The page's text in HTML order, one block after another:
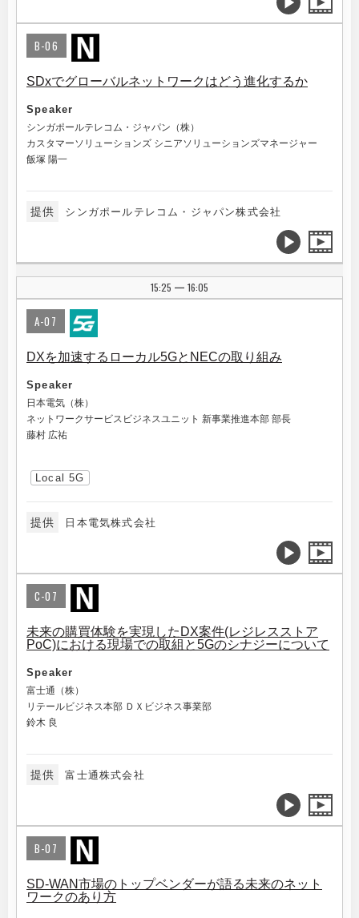
B-06
SDxでグローバルネットワークはどう進化するか
Speaker
シンガポールテレコム・ジャパン（株）
カスタマーソリューションズ シニアソリューションズマネージャー
飯塚 陽一
提供 シンガポールテレコム・ジャパン株式会社
15:25 | 16:05
A-07
DXを加速するローカル5GとNECの取り組み
Speaker
日本電気（株）
ネットワークサービスビジネスユニット 新事業推進本部 部長
藤村 広祐
Local 5G
提供 日本電気株式会社
C-07
未来の購買体験を実現したDX案件(レジレスストア
PoC)における現場での取組と5Gのシナジーについて
Speaker
富士通（株）
リテールビジネス本部 ＤＸビジネス事業部
鈴木 良
提供 富士通株式会社
B-07
SD-WAN市場のトップベンダーが語る未来のネット
ワークのあり方